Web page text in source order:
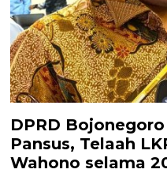
DPRD
Pansus, Telaah
Wahono selama